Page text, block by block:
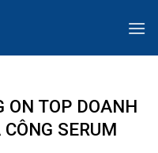
ON TOP DOANH
SERUM